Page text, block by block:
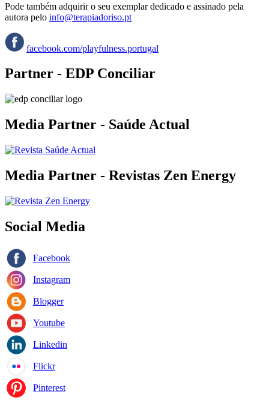
Pode também adquirir o seu exemplar dedicado e assinado pela
autora pelo info@terapiadoriso.pt
facebook.com/playfulness.portugal
Partner - EDP Conciliar
Media Partner - Saúde Actual
Media Partner - Revistas Zen Energy
Social Media
Facebook
Instagram
Blogger
Youtube
Linkedin
Flickr
Pinterest